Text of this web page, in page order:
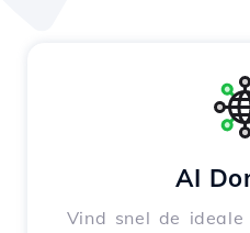
AI
Vind snel de